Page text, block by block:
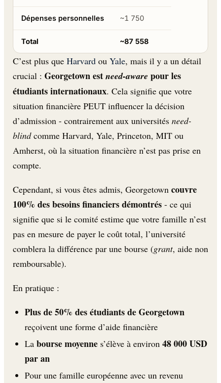
Dépenses personnelles ~1 750
Total ~87 558
C’est plus que Harvard ou Yale, mais il y a un détail
crucial : Georgetown est need-aware pour les
étudiants internationaux. Cela signifie que votre
situation financière PEUT influencer la décision
d’admission - contrairement aux universités need-
blindcomme Harvard, Yale, Princeton, MIT ou
Amherst, où la situation financière n’est pas prise en
compte.
Cependant, si vous êtes admis, Georgetown couvre
100% des besoins financiers démontrés - ce qui
signifie que si le comité estime que votre famille n’est
pas en mesure de payer le coût total, l’université
comblera la différence par une bourse (grant, aide non
remboursable).
En pratique :
Plus de 50% des étudiants de Georgetown
reçoivent une forme d’aide financière
La bourse moyennes’élève à environ 48 000 USD
par an
Pour une famille européenne avec un revenu